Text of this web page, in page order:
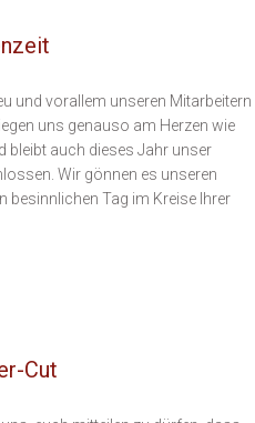
und vorallem unseren Mitarbeitern
uns genauso am Herzen wie
bleibt auch dieses Jahr unser
Wir gönnen es unseren
besinnlichen Tag im Kreise Ihrer
Cut